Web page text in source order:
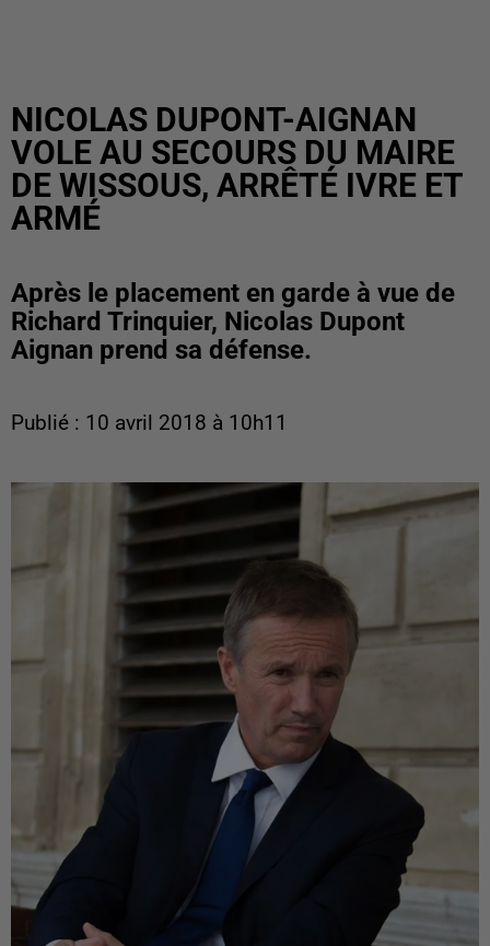
NICOLAS DUPONT-AIGNAN
VOLE AU SECOURS DU MAIRE
DE WISSOUS, ARRÊTÉ IVRE ET
ARMÉ
Après le placement en garde à vue de
Richard Trinquier, Nicolas Dupont
Aignan prend sa défense.
Publié : 10 avril 2018 à 10h11